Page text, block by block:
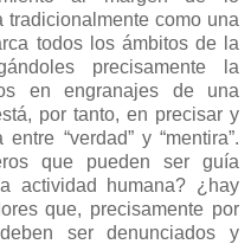
como una
todos los ámbitos de la
precisamente la
en engranajes de una
por tanto, en precisar y
“verdad” y “mentira”.
que pueden ser guía
actividad humana? ¿hay
que, precisamente por
ser denunciados y